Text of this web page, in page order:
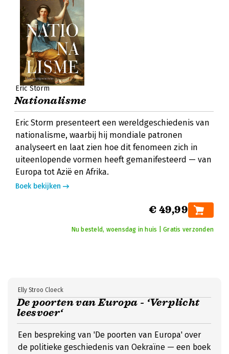
Eric Storm
Nationalisme
Eric Storm presenteert een wereldgeschiedenis van
nationalisme, waarbij hij mondiale patronen
analyseert en laat zien hoe dit fenomeen zich in
uiteenlopende vormen heeft gemanifesteerd — van
Europa tot Azië en Afrika.
Boek bekijken
€ 49,99
Nu besteld, woensdag in huis | Gratis verzonden
De poorten van Europa - ‘Verplicht
leesvoer‘
Elly Stroo Cloeck
Een bespreking van 'De poorten van Europa' over
de politieke geschiedenis van Oekraïne — een boek